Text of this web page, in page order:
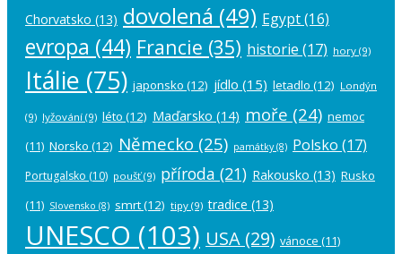
Chorvatsko (13) dovolená (49) Egypt(16)
evropa (44) Francie (35) historie (17) hory (9)
Itálie (75) japonsko (12) jídlo (15) letadlo (12) Londýn
(9) lyžování (9) léto (12) Maďarsko (14) moře (24) nemoc
(11) Norsko (12) Německo (25) památky(8) Polsko (17)
Portugalsko (10) poušť(9) příroda (21) Rakousko (13) Rusko
(11) Slovensko (8) smrt(12) tipy (9) tradice (13)
UNESCO (103) USA (29) vánoce (11)